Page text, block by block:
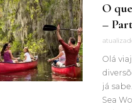
O
–
Olá
já
Sea